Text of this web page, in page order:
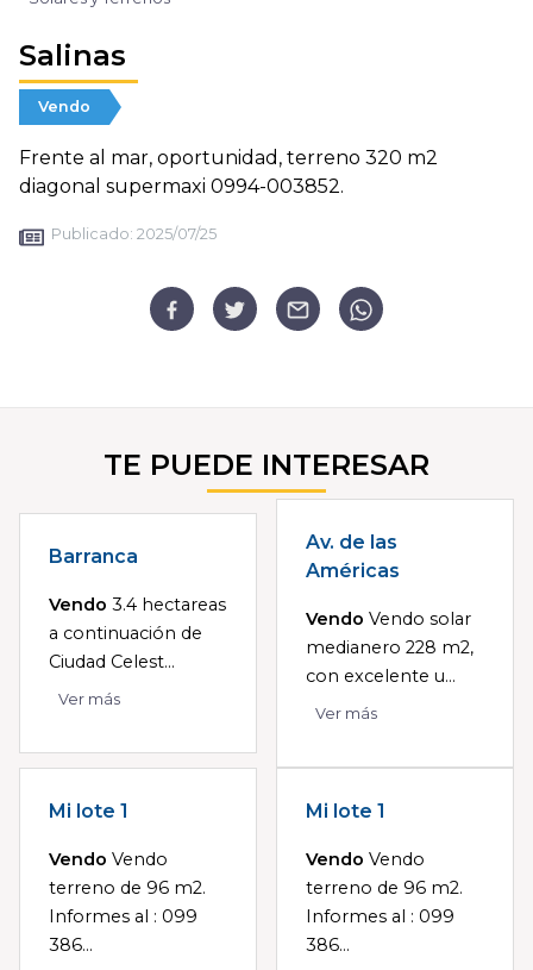
Salinas
Vendo
Frente al mar, oportunidad, terreno 320 m2
diagonal supermaxi 0994-003852.
Publicado: 2025/07/25
TE PUEDE INTERESAR
Barranca
Vendo 3.4 hectareas
a continuación de
Ciudad Celest...
Ver más
Av. de las
Américas
Vendo Vendo solar
medianero 228 m2,
con excelente u...
Ver más
Mi lote 1
Vendo Vendo
terreno de 96 m2.
Informes al : 099
386...
Mi lote 1
Vendo Vendo
terreno de 96 m2.
Informes al : 099
386...